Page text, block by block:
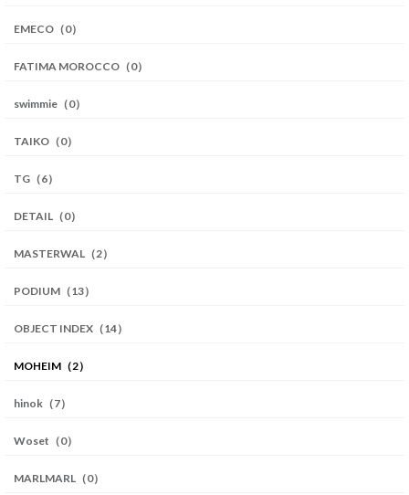
EMECO（0）
FATIMA MOROCCO（0）
swimmie（0）
TAIKO（0）
TG（6）
DETAIL（0）
MASTERWAL（2）
PODIUM（13）
OBJECT INDEX（14）
MOHEIM（2）
hinok（7）
Woset（0）
MARLMARL（0）